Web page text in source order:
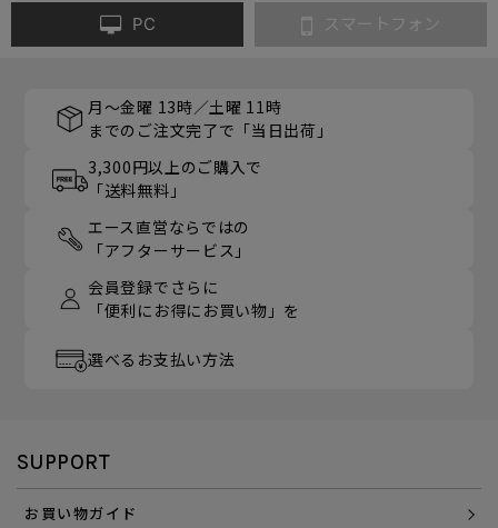
PC スマートフォン
月～金曜 13時／土曜 11時
までのご注文完了で「当日出荷」
3,300円以上のご購入で
「送料無料」
エース直営ならではの
「アフターサービス」
会員登録でさらに
「便利にお得にお買い物」を
選べるお支払い方法
SUPPORT
お買い物ガイド